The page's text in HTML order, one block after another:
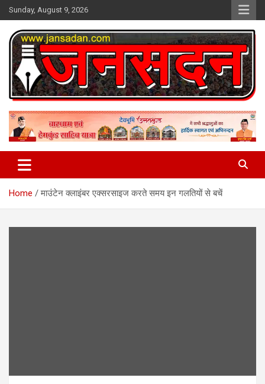
Skip
to
content
Sunday, August 9, 2026
Jan Sadan
Home माउंटेन क्लाइंबर एक्सरसाइज करते समय इन गलतियों से बचें